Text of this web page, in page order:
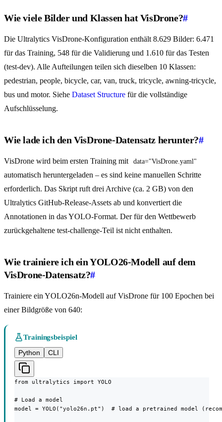
Wie viele Bilder und Klassen hat VisDrone?#
Die Ultralytics VisDrone-Konfiguration enthält 8.629 Bilder: 6.471
für das Training, 548 für die Validierung und 1.610 für das Testen
(test-dev). Alle Aufteilungen teilen sich dieselben 10 Klassen:
pedestrian, people, bicycle, car, van, truck, tricycle, awning-tricycle,
bus und motor. Siehe Dataset Structure für die vollständige
Aufschlüsselung.
Wie lade ich den VisDrone-Datensatz herunter?#
VisDrone wird beim ersten Training mit data="VisDrone.yaml"
automatisch heruntergeladen – es sind keine manuellen Schritte
erforderlich. Das Skript ruft drei Archive (ca. 2 GB) von den
Ultralytics GitHub-Release-Assets ab und konvertiert die
Annotationen in das YOLO-Format. Der für den Wettbewerb
zurückgehaltene test-challenge-Teil ist nicht enthalten.
Wie trainiere ich ein YOLO26-Modell auf dem
VisDrone-Datensatz?#
Trainiere ein YOLO26n-Modell auf VisDrone für 100 Epochen bei
einer Bildgröße von 640:
Trainingsbeispiel
Python
CLI
from ultralytics import YOLO
# Load a model
model = YOLO("yolo26n.pt")  # load a pretrained model